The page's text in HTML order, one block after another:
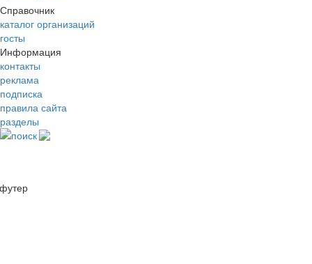
Справочник
каталог организаций
госты
Информация
контакты
реклама
подписка
правила сайта
разделы
поиск
футер